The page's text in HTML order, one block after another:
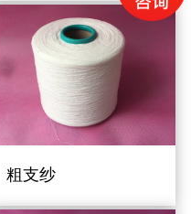
粗支纱